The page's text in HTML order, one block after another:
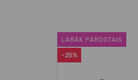
-25%
LABĀK PĀRDOTAIS